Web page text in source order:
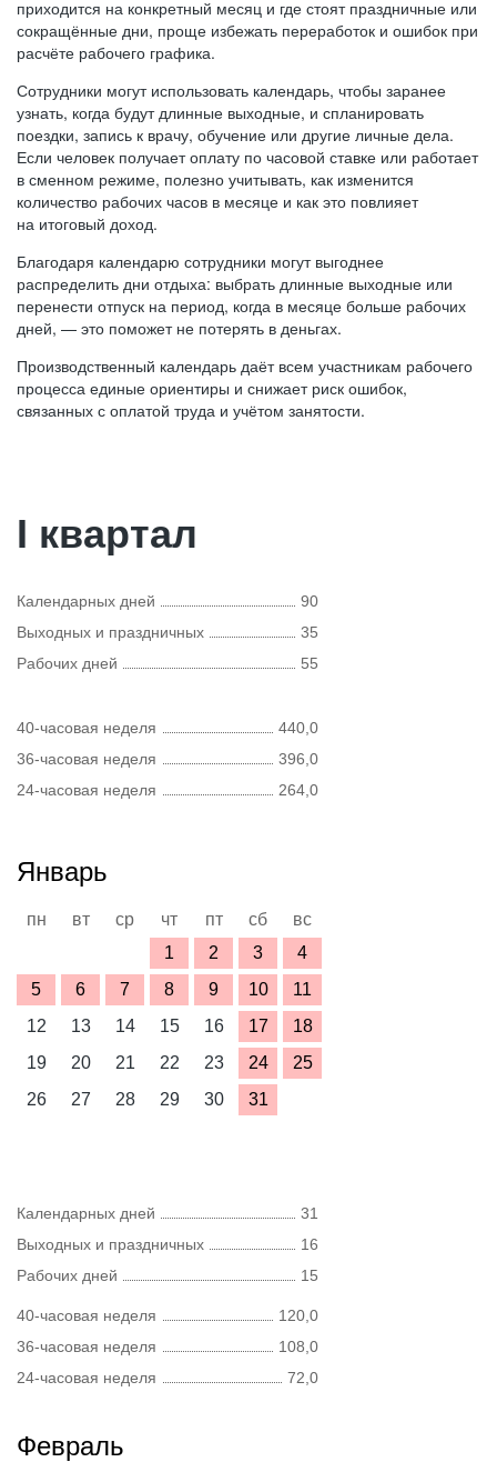
приходится на конкретный месяц и где стоят праздничные или
сокращённые дни, проще избежать переработок и ошибок при
расчёте рабочего графика.
Сотрудники могут использовать календарь, чтобы заранее
узнать, когда будут длинные выходные, и спланировать
поездки, запись к врачу, обучение или другие личные дела.
Если человек получает оплату по часовой ставке или работает
в сменном режиме, полезно учитывать, как изменится
количество рабочих часов в месяце и как это повлияет
на итоговый доход.
Благодаря календарю сотрудники могут выгоднее
распределить дни отдыха: выбрать длинные выходные или
перенести отпуск на период, когда в месяце больше рабочих
дней, — это поможет не потерять в деньгах.
Производственный календарь даёт всем участникам рабочего
процесса единые ориентиры и снижает риск ошибок,
связанных с оплатой труда и учётом занятости.
I квартал
Календарных дней
90
Выходных и праздничных
35
Рабочих дней
55
40-часовая неделя
440,0
36-часовая неделя
396,0
24-часовая неделя
264,0
Январь
пн вт ср чт пт сб
вс
1
2 3
4
5
6 7 8 9 10
11
12
13 14 15 16 17
18
19
20 21 22 23 24
25
26
27 28 29 30 31
Календарных дней
31
Выходных и праздничных
16
Рабочих дней
15
40-часовая неделя
120,0
36-часовая неделя
108,0
24-часовая неделя
72,0
Февраль